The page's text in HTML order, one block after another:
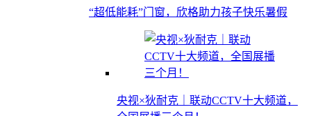
“超低能耗”门窗，欣格助力孩子快乐暑假
央视×狄耐克｜联动CCTV十大频道，